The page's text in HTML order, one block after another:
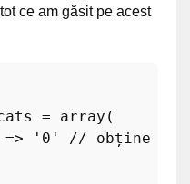
ce am găsit pe acest
= array (
=> '0'
// obține